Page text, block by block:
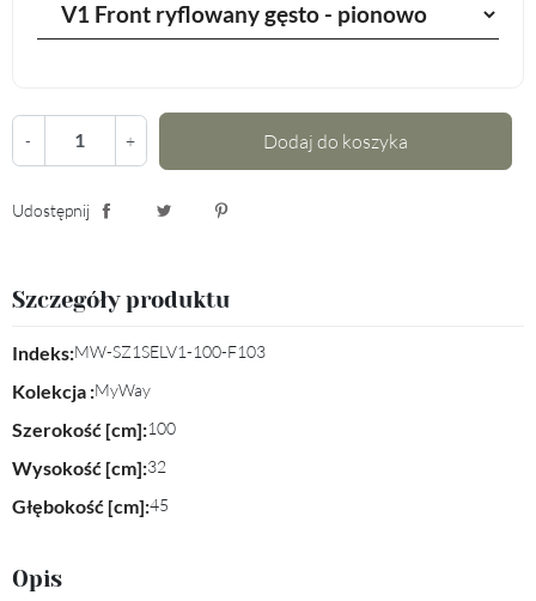
- + Dodaj do koszyka
Udostępnij
Szczegóły produktu
Indeks:MW-SZ1SELV1-100-F103
Kolekcja :MyWay
Szerokość [cm]:100
Wysokość [cm]:32
Głębokość [cm]:45
Opis